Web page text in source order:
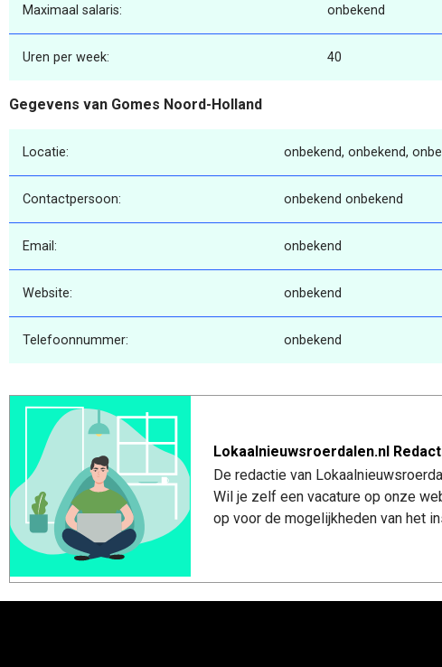
Maximaal salaris: onbekend
Uren per week: 40
Gegevens van Gomes Noord-Holland
Locatie: onbekend, onbekend,
Contactpersoon: onbekend onbekend
Email: onbekend
Website: onbekend
Telefoonnummer: onbekend
Lokaalnieuwsroerdalen.nl
De redactie van
Wil je zelf een vacature op onze
op voor de mogelijkheden van het